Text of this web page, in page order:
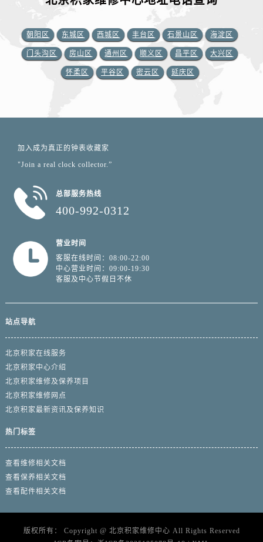
朝阳区 东城区 西城区 丰台区 石景山区 海淀区
门头沟区 房山区 通州区 顺义区 昌平区 大兴区
怀柔区 平谷区 密云区 延庆区
加入成为真正的钟表收藏家
"Join a real clock collector.”
总部服务热线
400-992-0312
营业时间
客服在线时间：08:00-22:00
中心营业时间：09:00-19:30
客服及中心节假日不休
站点导航
北京积家在线服务
北京积家中心介绍
北京积家维修及保养项目
北京积家维修网点
北京积家最新资讯及保养知识
热门标签
查看维修相关文档
查看保养相关文档
查看配件相关文档
版权所有： Copyright @ 北京积家维修中心 All Rights Reserved